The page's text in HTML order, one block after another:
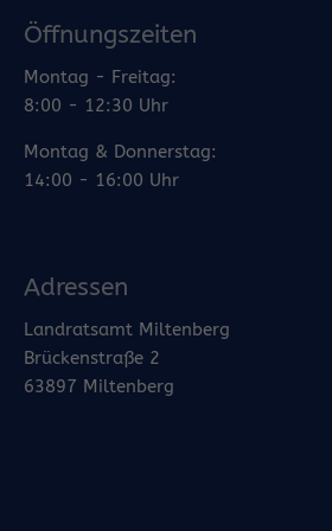
Öffnungszeiten
Montag - Freitag:
8:00 - 12:30 Uhr
Montag & Donnerstag:
14:00 - 16:00 Uhr
Adressen
Landratsamt Miltenberg
Brückenstraße 2
63897 Miltenberg